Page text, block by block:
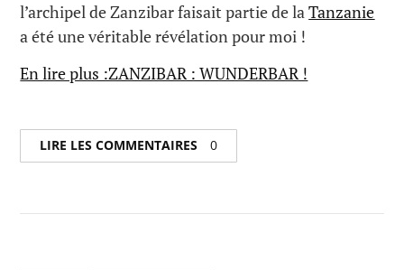
l’archipel de Zanzibar faisait partie de laTanzanie
a été une véritable révélation pour moi !
En lire plus :ZANZIBAR : WUNDERBAR !
LIRE LES COMMENTAIRES 0